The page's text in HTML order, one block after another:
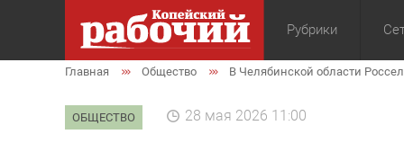
Рубрики
Общество
Главная Общество В Челябинской области
ОБЩЕСТВО 28 мая 2026 11:00